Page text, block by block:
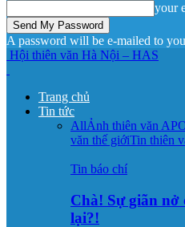
your
A password will be e-mailed to
Hội thiên văn Hà Nội – HAS
Trang chủ
Tin tức
AllẢnh thiên văn
văn thế giớiTin thiên
Tin báo chí
Chà! Sự giãn nở
lại?!